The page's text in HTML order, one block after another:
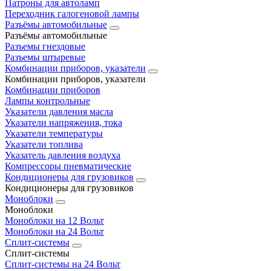
Патроны для автоламп
Переходник галогеновой лампы
Разъёмы автомобильные
Разъёмы автомобильные
Разъемы гнездовые
Разъемы штыревые
Комбинации приборов, указатели
Комбинации приборов, указатели
Комбинации приборов
Лампы контрольные
Указатели давления масла
Указатели напряжения, тока
Указатели температуры
Указатели топлива
Указатель давления воздуха
Компрессоры пневматические
Кондиционеры для грузовиков
Кондиционеры для грузовиков
Моноблоки
Моноблоки
Моноблоки на 12 Вольт
Моноблоки на 24 Вольт
Сплит-системы
Сплит-системы
Сплит‑системы на 24 Вольт